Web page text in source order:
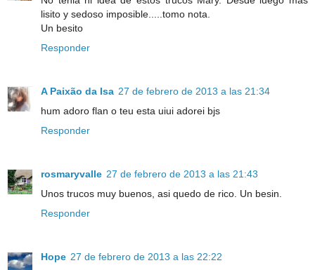
lisito y sedoso imposible.....tomo nota.
Un besito
Responder
A Paixão da Isa 27 de febrero de 2013 a las 21:34
hum adoro flan o teu esta uiui adorei bjs
Responder
rosmaryvalle 27 de febrero de 2013 a las 21:43
Unos trucos muy buenos, asi quedo de rico. Un besin.
Responder
Hope 27 de febrero de 2013 a las 22:22